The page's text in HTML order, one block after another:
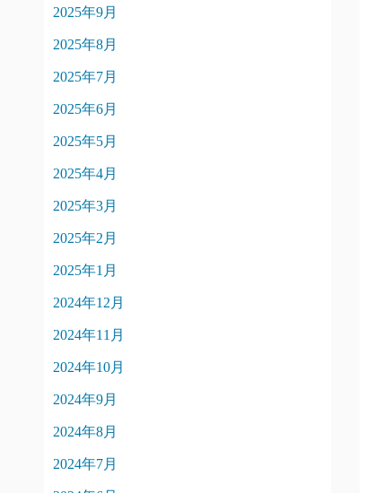
2025年9月
2025年8月
2025年7月
2025年6月
2025年5月
2025年4月
2025年3月
2025年2月
2025年1月
2024年12月
2024年11月
2024年10月
2024年9月
2024年8月
2024年7月